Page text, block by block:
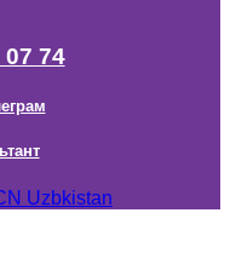
07 74
Uzbkistan